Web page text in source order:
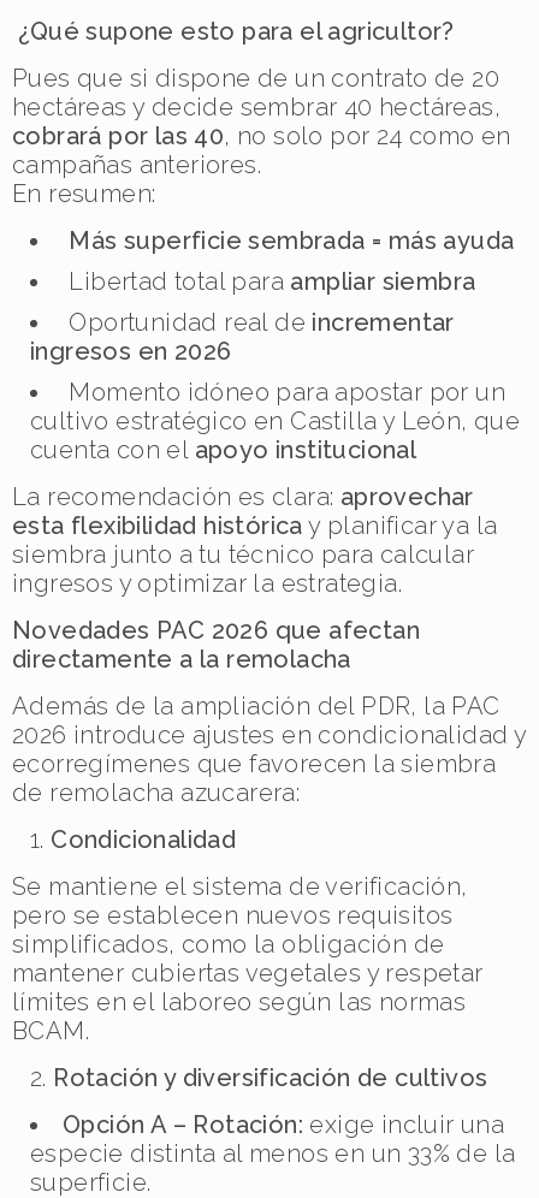
¿Qué supone esto para el agricultor?
Pues que si dispone de un contrato de 20
hectáreas y decide sembrar 40 hectáreas,
cobrará por las 40, no solo por 24 como en
campañas anteriores.
En resumen:
Más superficie sembrada = más ayuda
Libertad total para ampliar siembra
Oportunidad real de incrementar
ingresos en 2026
Momento idóneo para apostar por un
cultivo estratégico en Castilla y León, que
cuenta con el apoyo institucional
La recomendación es clara: aprovechar
esta flexibilidad histórica y planificar ya la
siembra junto a tu técnico para calcular
ingresos y optimizar la estrategia.
Novedades PAC 2026 que afectan
directamente a la remolacha
Además de la ampliación del PDR, la PAC
2026 introduce ajustes en condicionalidad y
ecorregímenes que favorecen la siembra
de remolacha azucarera:
Condicionalidad
Se mantiene el sistema de verificación,
pero se establecen nuevos requisitos
simplificados, como la obligación de
mantener cubiertas vegetales y respetar
límites en el laboreo según las normas
BCAM.
Rotación y diversificación de cultivos
Opción A – Rotación: exige incluir una
especie distinta al menos en un 33% de la
superficie.